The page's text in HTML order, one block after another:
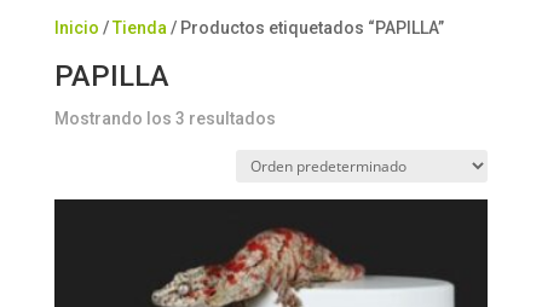
Inicio /Tienda / Productos etiquetados “PAPILLA”
PAPILLA
Mostrando los 3 resultados